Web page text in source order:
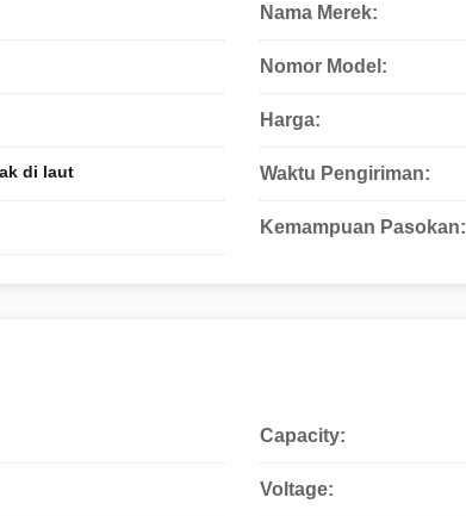
Nama Merek:
Nomor Model:
Harga:
di laut Waktu Pengiriman:
Kemampuan Pasokan:
Capacity:
Voltage: